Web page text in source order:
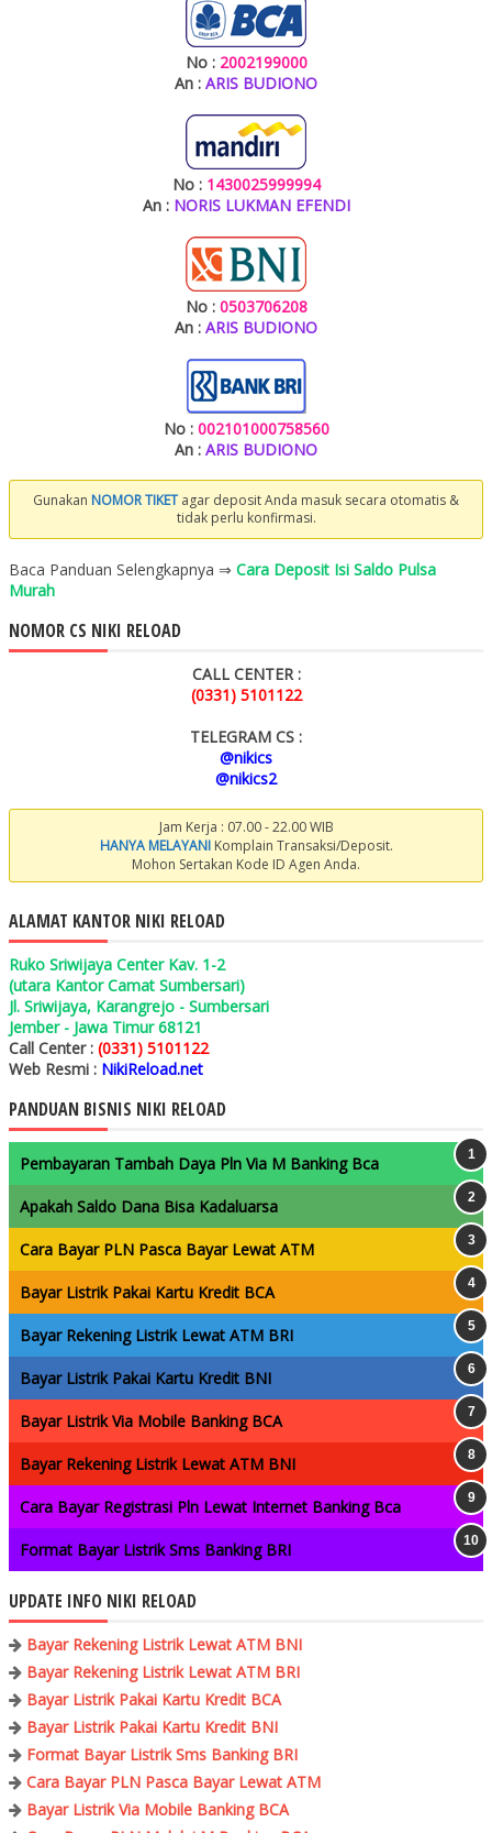
No : 2002199000
An : ARIS BUDIONO
No : 1430025999994
An : NORIS LUKMAN EFENDI
No : 0503706208
An : ARIS BUDIONO
No : 002101000758560
An : ARIS BUDIONO
Gunakan NOMOR TIKET agar deposit Anda masuk secara otomatis &
tidak perlu konfirmasi.
Baca Panduan Selengkapnya ⇒ Cara Deposit Isi Saldo Pulsa
Murah
NOMOR CS NIKI RELOAD
CALL CENTER :
(0331) 5101122
TELEGRAM CS :
@nikics
@nikics2
Jam Kerja : 07.00 - 22.00 WIB
HANYA MELAYANIKomplain Transaksi/Deposit.
Mohon Sertakan Kode ID Agen Anda.
ALAMAT KANTOR NIKI RELOAD
Ruko Sriwijaya Center Kav. 1-2
(utara Kantor Camat Sumbersari)
Jl. Sriwijaya, Karangrejo - Sumbersari
Jember - Jawa Timur 68121
Call Center : (0331) 5101122
Web Resmi : NikiReload.net
PANDUAN BISNIS NIKI RELOAD
Pembayaran Tambah Daya Pln Via M Banking Bca
Apakah Saldo Dana Bisa Kadaluarsa
Cara Bayar PLN Pasca Bayar Lewat ATM
Bayar Listrik Pakai Kartu Kredit BCA
Bayar Rekening Listrik Lewat ATM BRI
Bayar Listrik Pakai Kartu Kredit BNI
Bayar Listrik Via Mobile Banking BCA
Bayar Rekening Listrik Lewat ATM BNI
Cara Bayar Registrasi Pln Lewat Internet Banking Bca
Format Bayar Listrik Sms Banking BRI
UPDATE INFO NIKI RELOAD
Bayar Rekening Listrik Lewat ATM BNI
Bayar Rekening Listrik Lewat ATM BRI
Bayar Listrik Pakai Kartu Kredit BCA
Bayar Listrik Pakai Kartu Kredit BNI
Format Bayar Listrik Sms Banking BRI
Cara Bayar PLN Pasca Bayar Lewat ATM
Bayar Listrik Via Mobile Banking BCA